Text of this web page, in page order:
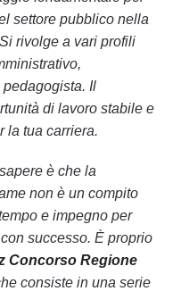
settore pubblico nella
rivolge a vari profili
pedagogista. Il
di lavoro stabile e
la tua carriera.
è che la
non è un compito
e impegno per
successo. È proprio
Concorso Regione
consiste in una serie